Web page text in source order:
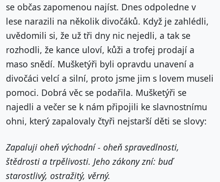
se občas zapomenou najíst. Dnes odpoledne v
lese narazili na několik divočáků. Když je zahlédli,
uvědomili si, že už tři dny nic nejedli, a tak se
rozhodli, že kance uloví, kůži a trofej prodají a
maso snědí. Mušketýři byli opravdu unavení a
divočáci velcí a silní, proto jsme jim s lovem museli
pomoci. Dobrá věc se podařila. Mušketýři se
najedli a večer se k nám připojili ke slavnostnímu
ohni, který zapalovaly čtyři nejstarší děti se slovy:
Zapaluji oheň východní - oheň spravedlnosti,
štědrosti a trpělivosti. Jeho zákony zní: buď
starostlivý, ostražitý, věrný.